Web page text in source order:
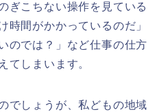
ぎこちない操作を見ている
時間がかかっているのだ」
のでは？」など仕事の仕方
てしまいます。
でしょうが、私どもの地域